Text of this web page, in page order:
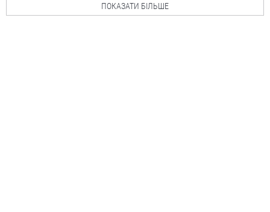
ПОКАЗАТИ БІЛЬШЕ